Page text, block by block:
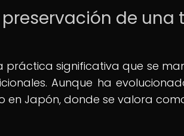
de una
práctica significativa que se
Aunque ha
en Japón, donde se valora